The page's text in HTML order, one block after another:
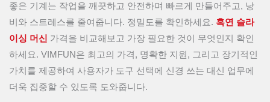
좋은 기계는 작업을 깨끗하고 안전하며 빠르게 만들어주고, 낭
비와 스트레스를 줄여줍니다. 정밀도를 확인하세요. 흑연 슬라
이싱 머신 가격을 비교해보고 가장 필요한 것이 무엇인지 확인
하세요. VIMFUN은 최고의 가격, 명확한 지원, 그리고 장기적인
가치를 제공하여 사용자가 도구 선택에 신경 쓰는 대신 업무에
더욱 집중할 수 있도록 도와줍니다.